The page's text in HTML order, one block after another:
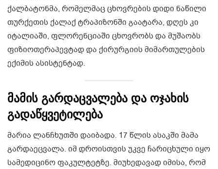
ქალბატონმა, რომელმაც ცხოვრების დიდი ნაწილი
თურქეთის ქალაქ ტრაპიზონში გაატარა, დღეს კი
იტალიაში, ფლორენციაში ცხოვრობს და მუშაობს
ფიზიოთერაპევტად და ქირურგიის მიმართულების
ექიმის ასისტენტად.
მამის გარდაცვალება და ოჯახის
გადაწყვეტილება
მარია ლანჩხუთში დაიბადა. 17 წლის ასაკში მამა
გარდაეცვალა. იმ დროისთვის უკვე ჩარიცხული იყო
სამედიცინო ფაკულტეტზე. მიუხედავად იმისა, რომ